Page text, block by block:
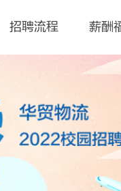
招聘流程 薪酬